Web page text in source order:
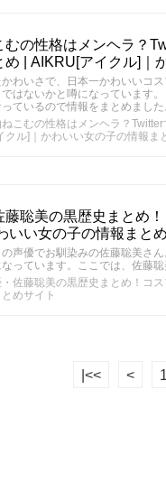
むの性格はメンヘラ？
め | AIKRU[アイクル]｜
わいさで、日本一かわいいコ
ではないかと噂になっています
ているので情報をまとめました
こむの性格はメンヘラ？
クル]｜かわいい女の子の情報ま
藤聡美の黒歴史まとめ
いい女の子の情報まと
声優でお馴染みの佐藤聡美さ
っています。ここでは、佐藤
佐藤聡美の黒歴史まとめ！コ
めサイト
|<< < 1